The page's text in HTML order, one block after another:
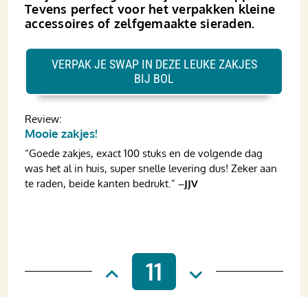
Tevens perfect voor het verpakken kleine
accessoires of zelfgemaakte sieraden.
Review:
Mooie zakjes!
“Goede zakjes, exact 100 stuks en de volgende dag
was het al in huis, super snelle levering dus! Zeker aan
te raden, beide kanten bedrukt.” –JJV
VERPAK JE SWAP IN DEZE LEUKE ZAKJES
BIJ BOL
11